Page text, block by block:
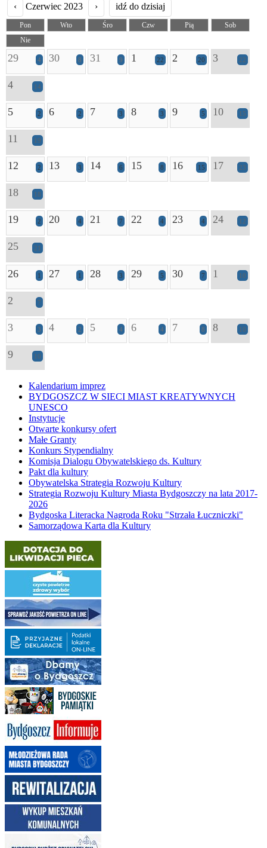
‹ Czerwiec 2023 › idź do dzisiaj
Pon Wto Śro Czw Pią
Sob
Nie
29 4 30 8 31 9 1 22 2 20 3 22
4 14
5 2 6 2 7 3 8 3 9 5 10 15
11 19
12 2 13 3 14 6 15 8 16 15 17 23
18 18
19 2 20 4 21 7 22 4 23 4 24 12
25 21
26 1 27 1 28 3 29 5 30 7 1 10
2 7
3 3 4 2 5 4 6 4 7 8 8 10
9 10
Kalendarium imprez
BYDGOSZCZ W SIECI MIAST KREATYWNYCH
UNESCO
Instytucje
Otwarte konkursy ofert
Małe Granty
Konkurs Stypendialny
Komisja Dialogu Obywatelskiego ds. Kultury
Pakt dla kultury
Obywatelska Strategia Rozwoju Kultury
Strategia Rozwoju Kultury Miasta Bydgoszczy na lata 2017-
2026
Bydgoska Literacka Nagroda Roku "Strzała Łuczniczki"
Samorządowa Karta dla Kultury